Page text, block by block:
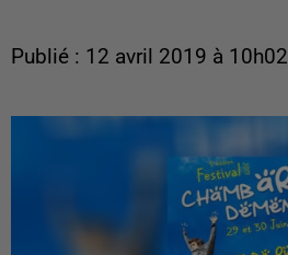
Publié : 12 avril 2019 à 10h02